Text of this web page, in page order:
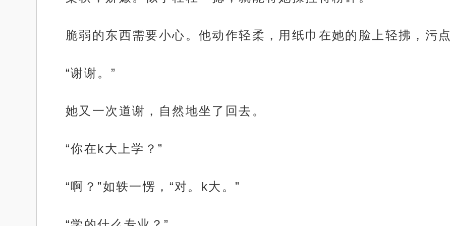
脆弱的东西需要小心。他动作轻柔，用纸巾在她的脸上轻拂，污
“谢谢。”
她又一次道谢，自然地坐了回去。
“你在k大上学？”
“啊？”如轶一愣，“对。k大。”